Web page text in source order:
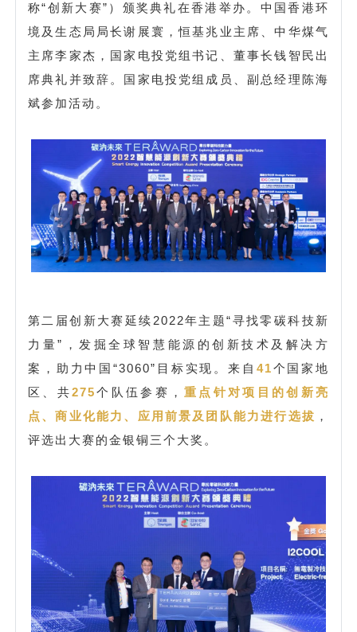
称“创新大赛”）颁奖典礼在香港举办。中国香港环
境及生态局局长谢展寰，恒基兆业主席、中华煤气
主席李家杰，国家电投党组书记、董事长钱智民出
席典礼并致辞。国家电投党组成员、副总经理陈海
斌参加活动。
第二届创新大赛延续2022年主题“寻找零碳科技新
力量”，发掘全球智慧能源的创新技术及解决方
案，助力中国“3060”目标实现。来自 41个国家地
区、共275个队伍参赛，重点针对项目的创新亮
点、商业化能力、应用前景及团队能力进行选拔 ，
评选出大赛的金银铜三个大奖。